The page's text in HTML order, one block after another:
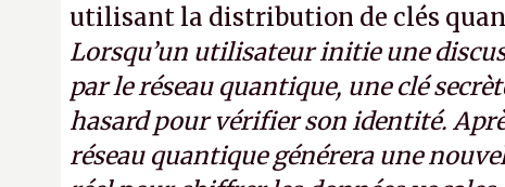
utilisant la distribution de clés
Lorsqu’un utilisateur initie une
par le réseau quantique, une clé
hasard pour vérifier son identité.
réseau quantique générera une